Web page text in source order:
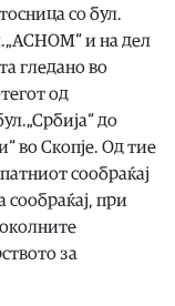
со бул.
и на дел
гледано во
од
до
во Скопје. Од тие
сообраќај
сообраќај, при
за